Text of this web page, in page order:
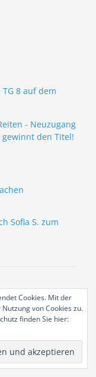
8 auf dem
- Neuzugang
gewinnt den Titel!
Sofia S. zum
Cookies. Mit der
von Cookies zu.
finden Sie hier: